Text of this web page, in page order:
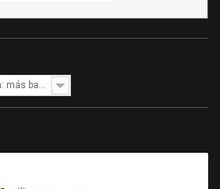
Referencia: más bajo primero